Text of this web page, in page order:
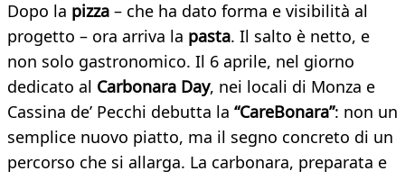
Dopo la pizza – che ha dato forma e visibilità al
progetto – ora arriva la pasta. Il salto è netto, e
non solo gastronomico. Il 6 aprile, nel giorno
dedicato al Carbonara Day, nei locali di Monza e
Cassina de’ Pecchi debutta la “CareBonara”: non un
semplice nuovo piatto, ma il segno concreto di un
percorso che si allarga. La carbonara, preparata e